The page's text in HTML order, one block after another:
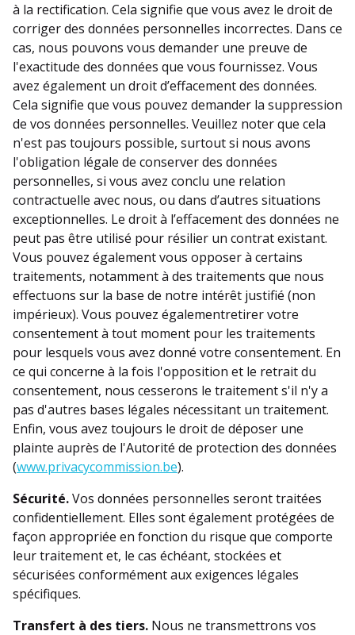
à la rectification. Cela signifie que vous avez le droit de
corriger des données personnelles incorrectes. Dans ce
cas, nous pouvons vous demander une preuve de
l'exactitude des données que vous fournissez. Vous
avez également un droit d’effacement des données.
Cela signifie que vous pouvez demander la suppression
de vos données personnelles. Veuillez noter que cela
n'est pas toujours possible, surtout si nous avons
l'obligation légale de conserver des données
personnelles, si vous avez conclu une relation
contractuelle avec nous, ou dans d’autres situations
exceptionnelles. Le droit à l’effacement des données ne
peut pas être utilisé pour résilier un contrat existant.
Vous pouvez également vous opposer à certains
traitements, notamment à des traitements que nous
effectuons sur la base de notre intérêt justifié (non
impérieux). Vous pouvez égalementretirer votre
consentement à tout moment pour les traitements
pour lesquels vous avez donné votre consentement. En
ce qui concerne à la fois l'opposition et le retrait du
consentement, nous cesserons le traitement s'il n'y a
pas d'autres bases légales nécessitant un traitement.
Enfin, vous avez toujours le droit de déposer une
plainte auprès de l'Autorité de protection des données
(www.privacycommission.be).
Sécurité.Vos données personnelles seront traitées
confidentiellement. Elles sont également protégées de
façon appropriée en fonction du risque que comporte
leur traitement et, le cas échéant, stockées et
sécurisées conformément aux exigences légales
spécifiques.
Transfert à des tiers. Nous ne transmettrons vos